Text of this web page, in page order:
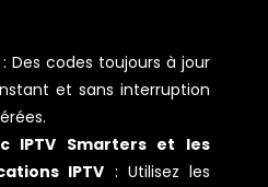
: Des codes toujours à jour
et sans interruption
IPTV Smarters et les
IPTV : Utilisez les